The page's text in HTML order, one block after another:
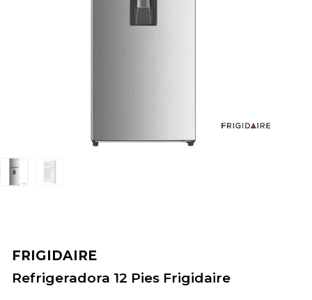
FRIGIDAIRE
Refrigeradora 12 Pies Frigidaire